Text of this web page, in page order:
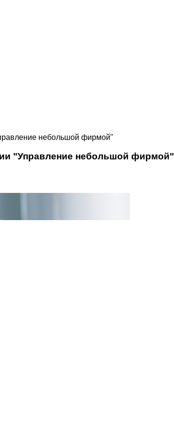
небольшой фирмой"
"Управление небольшой фирмой"